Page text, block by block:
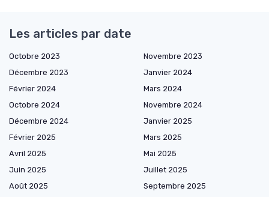
Les articles par date
Octobre 2023
Novembre 2023
Décembre 2023
Janvier 2024
Février 2024
Mars 2024
Octobre 2024
Novembre 2024
Décembre 2024
Janvier 2025
Février 2025
Mars 2025
Avril 2025
Mai 2025
Juin 2025
Juillet 2025
Août 2025
Septembre 2025